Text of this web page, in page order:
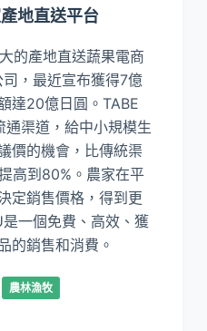
地直送平台
的產地直送蔬果電商
，最近宣布獲得7億
達20億日圓。TABE
渠道，給中小規模生
價的機會，比傳統渠
高到80%。農家在平
定銷售價格，得到更
一個免費、高效、獲
的銷售和消費。
農林漁牧